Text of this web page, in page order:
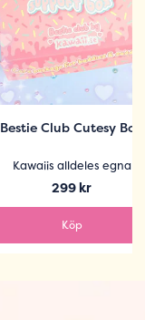
Bestie Club Cutesy Box
Kawaiis alldeles egna
299 kr
Köp